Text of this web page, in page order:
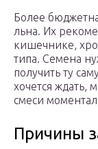
Более
льна. Их
кишечнике,
типа. Семена
получить ту
хочется ждать,
смеси
Причины